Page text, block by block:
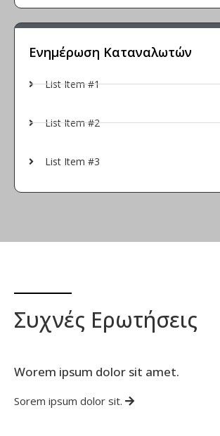
Ενημέρωση Καταναλωτών
List Item #1
List Item #2
List Item #3
Συχνές Ερωτήσεις
Worem ipsum dolor sit amet.
Sorem ipsum dolor sit.